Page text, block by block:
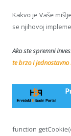
Kakvo je Vaše
se njihovoj
Ako ste spremni
te brzo i
function